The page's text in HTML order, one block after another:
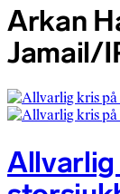
Arkan
Jamail/
Allvarlig